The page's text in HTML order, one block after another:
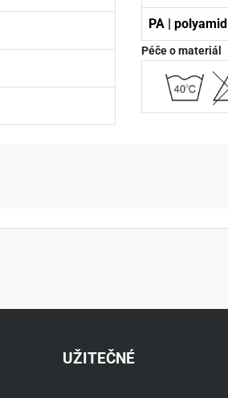
PA | polyamid
Péče o materiál
UŽITEČNÉ